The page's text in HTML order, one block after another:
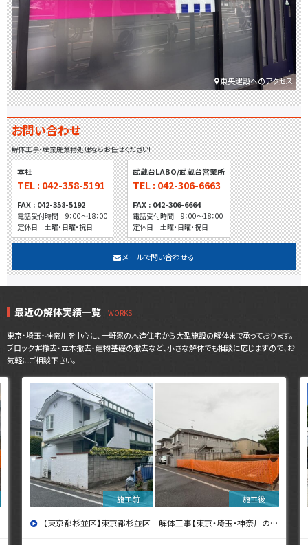
東央建設へのアクセス
お問い合わせ
解体工事・産業廃棄物処理ならお任せください!
本社
TEL : 042-358-5191
FAX : 042-358-5192
電話受付時間 9：00～18：00
定休日 土曜・日曜・祝日
武蔵台LABO/武蔵台営業所
TEL : 042-306-6663
FAX : 042-306-6664
電話受付時間 9：00～18：00
定休日 土曜・日曜・祝日
メールで問い合わせる
最近の解体実績一覧
東京・埼玉・神奈川を中心に、一軒家の木造住宅から大型施設の解体まで承っております。
ブロック塀撤去・立木撤去・建物基礎の撤去など、小さな解体でも相談に応じますので、お
気軽にご相談下さい。
【東京都杉並区】東京都杉並区 解体工事【東京・埼玉・神奈川の解体工事なら東央建設へ】